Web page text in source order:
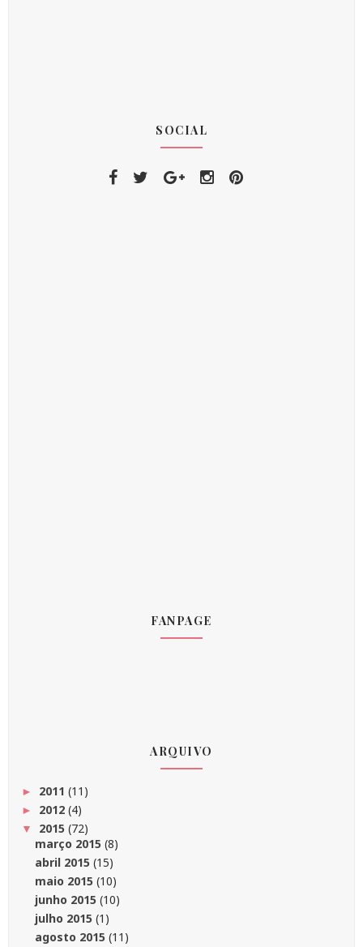
SOCIAL
FANPAGE
ARQUIVO
► 2011 (11)
► 2012 (4)
▼ 2015 (72)
março 2015 (8)
abril 2015 (15)
maio 2015 (10)
junho 2015 (10)
julho 2015 (1)
agosto 2015 (11)